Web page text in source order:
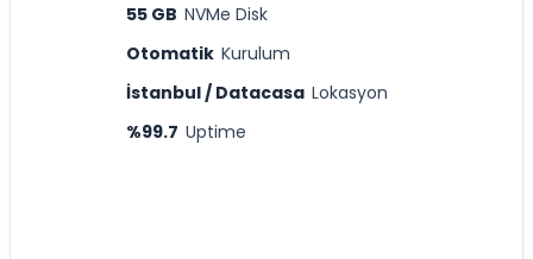
55 GB NVMe Disk
Otomatik Kurulum
İstanbul / Datacasa Lokasyon
%99.7 Uptime